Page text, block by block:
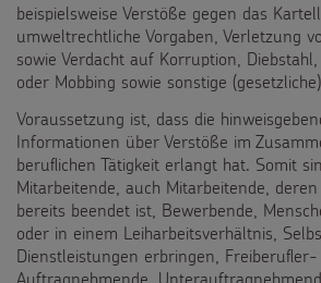
Kinderarbeit
Behinderung
Grundsätze der Projektarbeit
Weihnachten Weltweit
Basteln & Aktionen
Gottesdienstbausteine
Spendenmöglichkeiten
Unternehmensspenden
Sternsinger-Stiftung
Spende als Geschenk
Anlassspenden
Videos
Sternsinger-Steckbrief
Spiele
Werde Sternsinger!
Presse
Kontakt
SHOP
Suche
Suchbegriff
beispielsweise Verstöße gegen das
umweltrechtliche Vorgaben, Verletzung
sowie Verdacht auf Korruption,
oder Mobbing sowie sonstige
Voraussetzung ist, dass die
Informationen über Verstöße im
beruflichen Tätigkeit erlangt hat. Somit
Mitarbeitende, auch Mitarbeitende,
bereits beendet ist, Bewerbende,
oder in einem Leiharbeitsverhältnis,
Dienstleistungen erbringen,
Auftragnehmende,